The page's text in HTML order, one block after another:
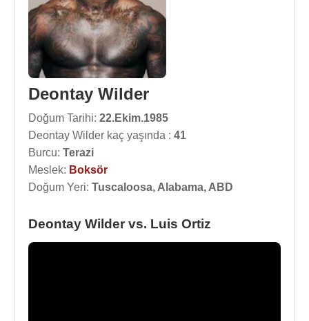
Deontay Wilder
Doğum Tarihi: 22.Ekim.1985
Deontay Wilder kaç yaşında : 41
Burcu: Terazi
Meslek: Boksör
Doğum Yeri: Tuscaloosa, Alabama, ABD
Deontay Wilder vs. Luis Ortiz